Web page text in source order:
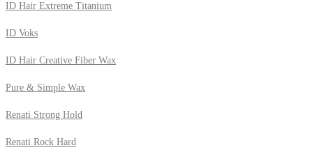
ID Hair Extreme Titanium
ID Voks
ID Hair Creative Fiber Wax
Pure & Simple Wax
Renati Strong Hold
Renati Rock Hard